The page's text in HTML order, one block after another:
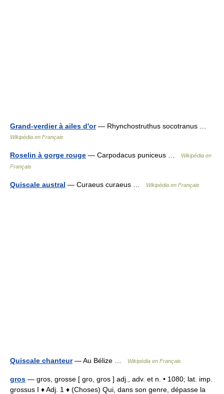
Grand-verdier à ailes d'or— Rhynchostruthus socotranus …
Wikipédia en Français
Roselin à gorge rouge — Carpodacus puniceus …
Wikipédia en
Français
Quiscale austral — Curaeus curaeus … Wikipédia en Français
Quiscale chanteur— Au Bélize … Wikipédia en Français
gros — gros, grosse [ gro, gros ] adj., adv. et n. • 1080; lat. imp.
grossus I ♦ Adj. 1 ♦ (Choses) Qui, dans son genre, dépasse la